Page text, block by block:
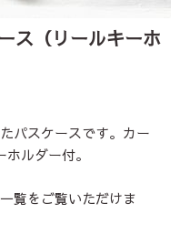
ス（リールキーホ
パスケースです。カー
ルダー付。
覧をご覧いただけま